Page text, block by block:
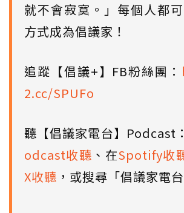
就不會寂寞。」每個人都
方式成為倡議家！
追蹤【倡議+】FB粉絲團：
2.cc/SPUFo
聽【倡議家電台】Podcast
odcast收聽 、在Spotify收
X收聽 ，或搜尋「倡議家電